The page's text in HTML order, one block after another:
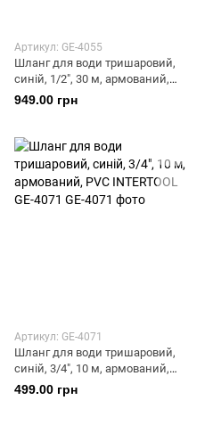
Артикул: GE-4055
Шланг для води тришаровий,
синій, 1/2", 30 м, армований,
PVC INTERTOOL GE-4055
949.00 грн
Артикул: GE-4071
Шланг для води тришаровий,
синій, 3/4", 10 м, армований,
PVC INTERTOOL GE-4071
499.00 грн